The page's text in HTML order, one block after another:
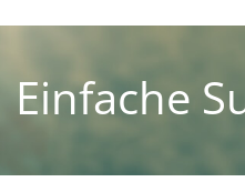
Einfache